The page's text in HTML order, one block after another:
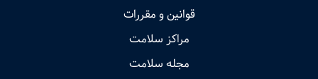
قوانین و مقررات
مراکز سلامت
مجله سلامت